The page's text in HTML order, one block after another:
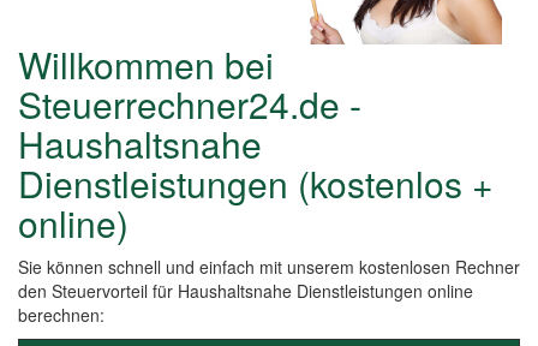
Willkommen bei
Steuerrechner24.de -
Haushaltsnahe
Dienstleistungen (kostenlos +
online)
Sie können schnell und einfach mit unserem kostenlosen Rechner
den Steuervorteil für Haushaltsnahe Dienstleistungen online
berechnen: